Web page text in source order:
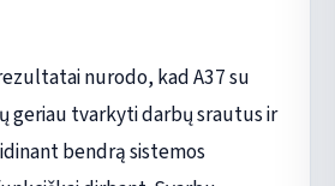
nurodo, kad A37 su
geriau tvarkyti darbų srautus ir
bendrą sistemos